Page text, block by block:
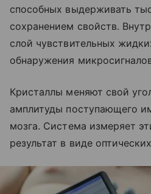
способных выдерживать
сохранением свойств.
слой чувствительных
обнаружения
Кристаллы меняют свой
амплитуды поступающего
мозга. Система измеряет
результат в виде